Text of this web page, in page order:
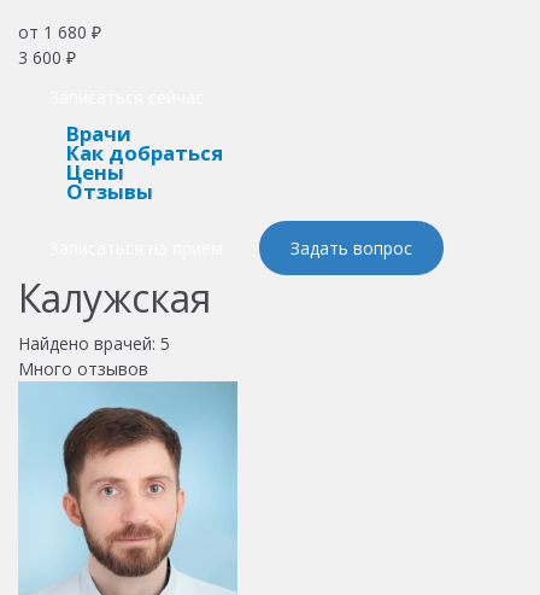
от 1 680 ₽
3 600 ₽
Врачи
Как добраться
Цены
Отзывы
Задать вопрос
Калужская
Найдено врачей: 5
Много отзывов